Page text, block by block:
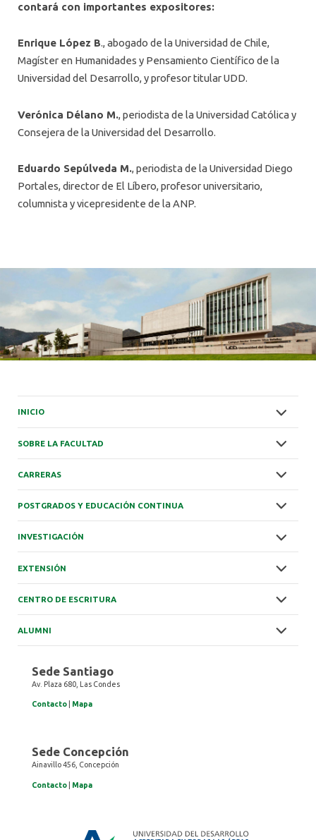
contará con importantes expositores:
Enrique López B., abogado de la Universidad de Chile,
Magíster en Humanidades y Pensamiento Científico de la
Universidad del Desarrollo, y profesor titular UDD.
Verónica Délano M., periodista de la Universidad Católica y
Consejera de la Universidad del Desarrollo.
Eduardo Sepúlveda M., periodista de la Universidad Diego
Portales, director de El Líbero, profesor universitario,
columnista y vicepresidente de la ANP.
INICIO
SOBRE LA FACULTAD
CARRERAS
POSTGRADOS Y EDUCACIÓN CONTINUA
INVESTIGACIÓN
EXTENSIÓN
CENTRO DE ESCRITURA
ALUMNI
Sede Santiago
Av. Plaza 680, Las Condes
Contacto Mapa
Sede Concepción
Ainavillo 456, Concepción
Contacto Mapa